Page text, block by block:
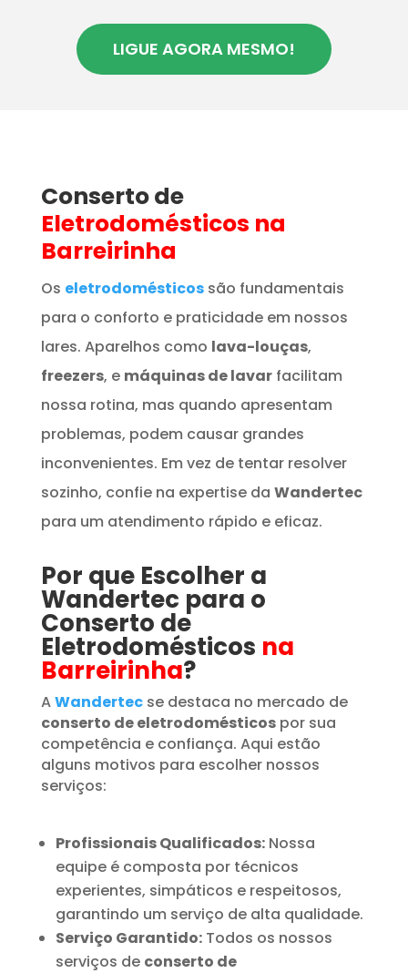
LIGUE AGORA MESMO!
Conserto de
Eletrodomésticos na
Barreirinha
Os eletrodomésticos são fundamentais
para o conforto e praticidade em nossos
lares. Aparelhos como lava-louças,
freezers, e máquinas de lavarfacilitam
nossa rotina, mas quando apresentam
problemas, podem causar grandes
inconvenientes. Em vez de tentar resolver
sozinho, confie na expertise da Wandertec
para um atendimento rápido e eficaz.
Por que Escolher a
Wandertec para o
Conserto de
Eletrodomésticos na
Barreirinha?
AWandertecse destaca no mercado de
conserto de eletrodomésticospor sua
competência e confiança. Aqui estão
alguns motivos para escolher nossos
serviços:
Profissionais Qualificados:Nossa
equipe é composta por técnicos
experientes, simpáticos e respeitosos,
garantindo um serviço de alta qualidade.
Serviço Garantido:Todos os nossos
serviços de conserto de